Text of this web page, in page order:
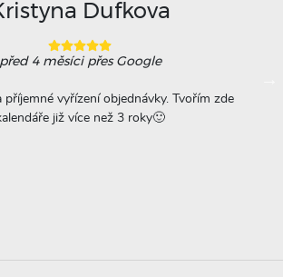
Dufkova
před 4 měsícipřes Google
příjemné vyřízení objednávky. Tvořím zde
již více než 3 roky🙂